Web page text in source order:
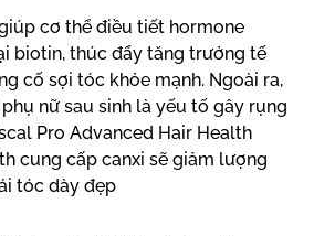
cơ thể điều tiết hormone
biotin, thúc đẩy tăng trưởng tế
cố sợi tóc khỏe mạnh. Ngoài ra,
nữ sau sinh là yếu tố gây rụng
Pro Advanced Hair Health
cung cấp canxi sẽ giảm lượng
tóc dày đẹp